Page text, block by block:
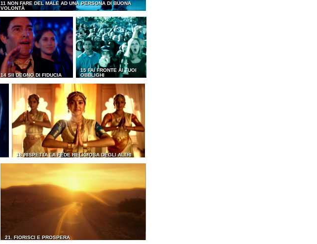
11 NON FARE DEL MALE AD UNA PERSONA DI BUONA
VOLONTÀ
14 SII DEGNO DI FIDUCIA
15 FAI FRONTE AI TUOI
OBBLIGHI
18 RISPETTA LA FEDE RELIGIOSA DEGLI ALTRI
21. FIORISCI E PROSPERA